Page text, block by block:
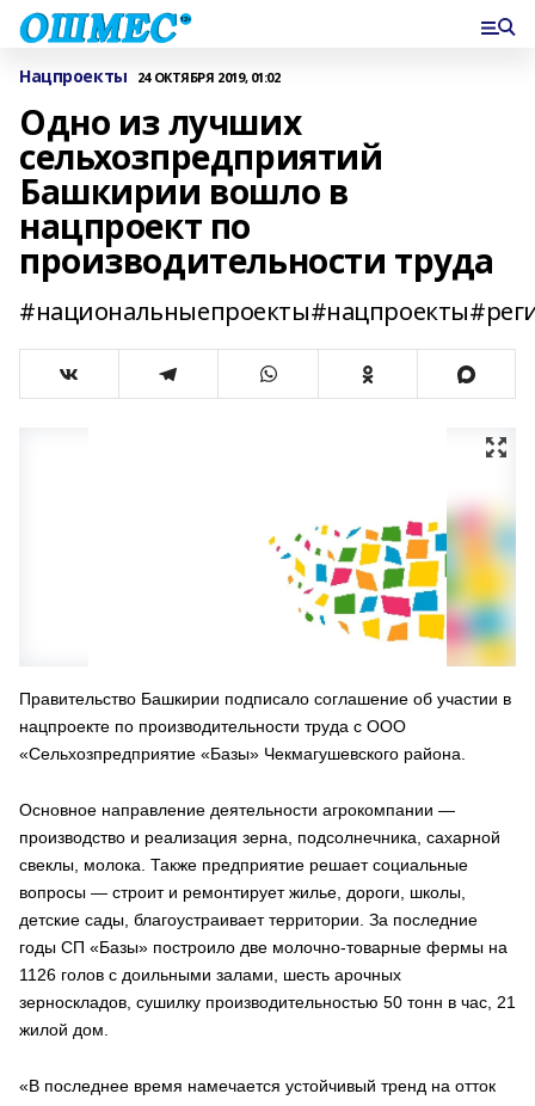
Нацпроекты 24 ОКТЯБРЯ 2019, 01:02
Одно из лучших
сельхозпредприятий
Башкирии вошло в
нацпроект по
производительности труда
Правительство Башкирии подписало соглашение об участии в
нацпроекте по производительности труда с ООО
«Сельхозпредприятие «Базы» Чекмагушевского района.
Основное направление деятельности агрокомпании —
производство и реализация зерна, подсолнечника, сахарной
свеклы, молока. Также предприятие решает социальные
вопросы — строит и ремонтирует жилье, дороги, школы,
детские сады, благоустраивает территории. За последние
годы СП «Базы» построило две молочно-товарные фермы на
1126 голов с доильными залами, шесть арочных
зерноскладов, сушилку производительностью 50 тонн в час, 21
жилой дом.
«В последнее время намечается устойчивый тренд на отток